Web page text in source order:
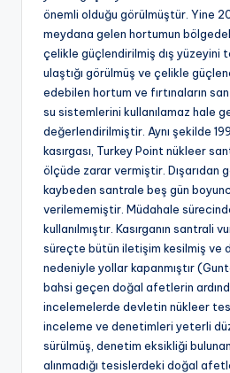
önemli olduğu görülmüştür. Yine
meydana gelen hortumun
çelikle güçlendirilmiş dış yüzeyini
ulaştığı görülmüş ve çelikle
edebilen hortum ve fırtınaların
su sistemlerini kullanılamaz hale
değerlendirilmiştir. Aynı şekilde
kasırgası, Turkey Point nükleer
ölçüde zarar vermiştir. Dışarıdan
kaybeden santrale beş gün
verilememiştir. Müdahale
kullanılmıştır. Kasırganın santrali
süreçte bütün iletişim kesilmiş ve
nedeniyle yollar kapanmıştır
bahsi geçen doğal afetlerin
incelemelerde devletin nükleer
inceleme ve denetimleri yeterli
sürülmüş, denetim eksikliği
alınmadığı tesislerdeki doğal